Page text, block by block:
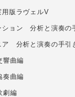
版ラヴェルV
ション 分析と演奏の
ア 分析と演奏の手引
響曲編
奏曲編
劇編